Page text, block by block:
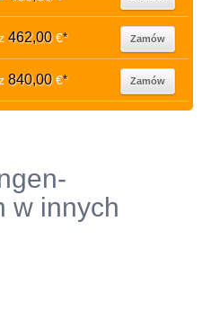
462,00€* Zamów
840,00€* Zamów
w innych